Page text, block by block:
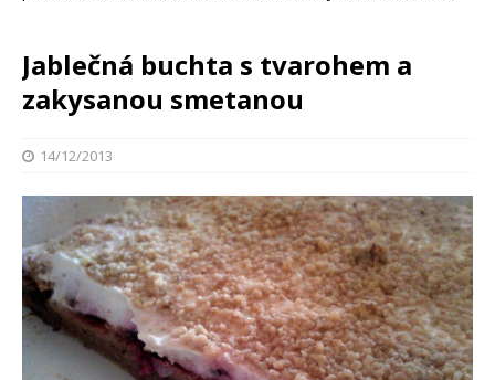
Jablečná buchta s tvarohem a
zakysanou smetanou
14/12/2013